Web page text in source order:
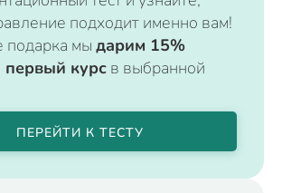
подходит именно вам!
подарка мы дарим 15%
первый курс в выбранной
ПЕРЕЙТИ К ТЕСТУ